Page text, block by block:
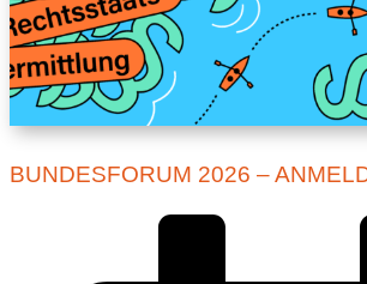
BUNDESFORUM 2026 –